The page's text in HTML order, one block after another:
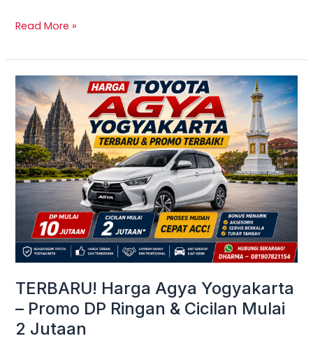
Read More »
TERBARU! Harga Agya Yogyakarta
– Promo DP Ringan & Cicilan Mulai
2 Jutaan
TERBARU!
Harga
Agya
Yogyakarta
–
Promo
DP
Ringan
Cicilan
2
Jutaan